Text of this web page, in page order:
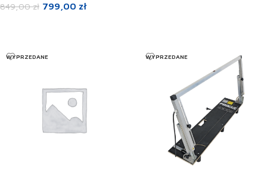
849,00zł 799,00 zł
WYPRZEDANE WYPRZEDANE